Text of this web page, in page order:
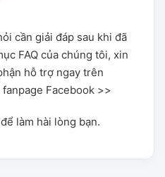
cần giải đáp sau khi đã
FAQ của chúng tôi, xin
hỗ trợ ngay trên
Facebook >>
làm hài lòng bạn.